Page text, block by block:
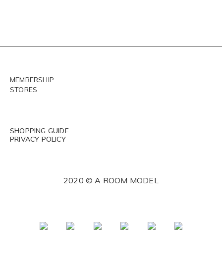
MEMBERSHIP
STORES
SHOPPING GUIDE
PRIVACY POLICY
2020 © A ROOM MODEL